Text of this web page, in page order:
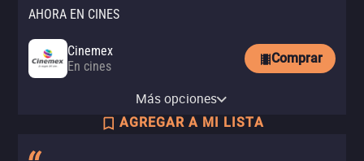
AHORA EN CINES
Cinemex
En cines
Comprar
Más opciones
AGREGAR A MI LISTA